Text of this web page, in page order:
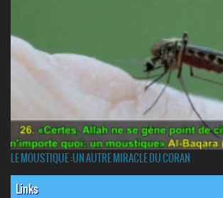
LE MOUSTIQUE :UN AUTRE MIRACLE DU CORAN
Links